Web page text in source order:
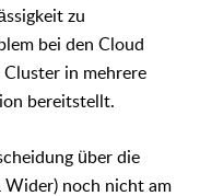
zu
bei den Cloud
Cluster in mehrere
bereitstellt.
über die
Wider) noch nicht am